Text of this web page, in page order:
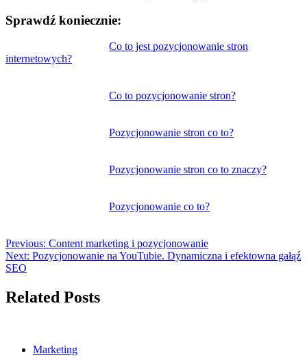
Sprawdź koniecznie:
Co to jest pozycjonowanie stron
internetowych?
Co to pozycjonowanie stron?
Pozycjonowanie stron co to?
Pozycjonowanie stron co to znaczy?
Pozycjonowanie co to?
wpisu
Previous: Content marketing i pozycjonowanie
Next: Pozycjonowanie na YouTubie. Dynamiczna i efektowna gałąź
SEO
Related Posts
Marketing